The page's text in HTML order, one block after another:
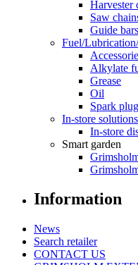
Harvester
Saw
Guide bars
Fuel/
Alkylate
Grease
Oil
Spark plug
In-store solutions
In-store
Smart garden
Information
News
Search retailer
CONTACT US